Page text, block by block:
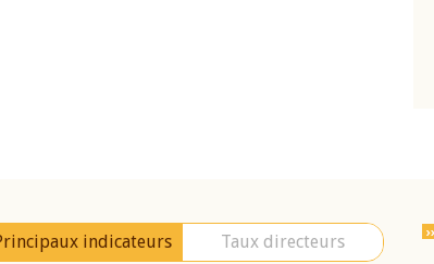
indicateurs Taux directeurs